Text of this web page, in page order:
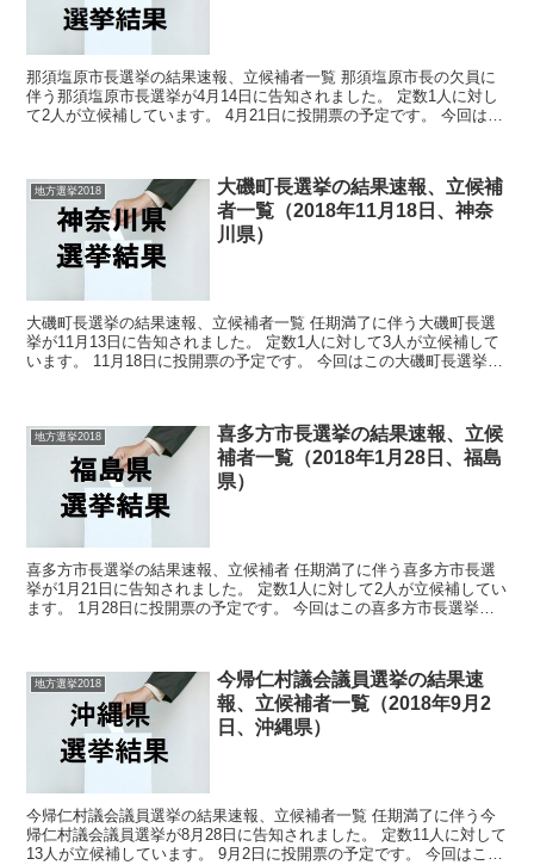
那須塩原市長選挙の結果速報、立候補者一覧 那須塩原市長の欠員に
伴う那須塩原市長選挙が4月14日に告知されました。 定数1人に対し
て2人が立候補しています。 4月21日に投開票の予定です。 今回はこ
地方選挙2018
大磯町長選挙の結果速報、立候補
者一覧（2018年11月18日、神奈
川県）
大磯町長選挙の結果速報、立候補者一覧 任期満了に伴う大磯町長選
挙が11月13日に告知されました。 定数1人に対して3人が立候補して
います。 11月18日に投開票の予定です。 今回はこの大磯町長選挙の
地方選挙2018
喜多方市長選挙の結果速報、立候
補者一覧（2018年1月28日、福島
県）
喜多方市長選挙の結果速報、立候補者 任期満了に伴う喜多方市長選
挙が1月21日に告知されました。 定数1人に対して2人が立候補してい
ます。 1月28日に投開票の予定です。 今回はこの喜多方市長選挙の
地方選挙2018
今帰仁村議会議員選挙の結果速
報、立候補者一覧（2018年9月2
日、沖縄県）
今帰仁村議会議員選挙の結果速報、立候補者一覧 任期満了に伴う今
帰仁村議会議員選挙が8月28日に告知されました。 定数11人に対して
13人が立候補しています。 9月2日に投開票の予定です。 今回はこの